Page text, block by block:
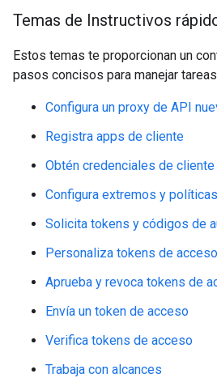
Temas de Instructivos
Estos temas te proporcionan un
pasos concisos para manejar
Configura un proxy de API
Registra apps de cliente
Obtén credenciales de cliente
Configura extremos y
Solicita tokens y códigos de
Personaliza tokens de acceso
Aprueba y revoca tokens de
Envía un token de acceso
Verifica tokens de acceso
Trabaja con alcances